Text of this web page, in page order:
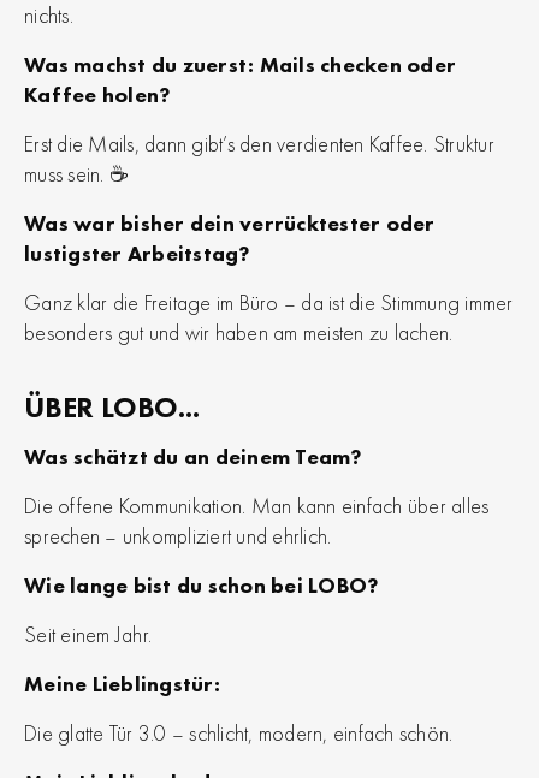
nichts.
Was machst du zuerst: Mails checken oder
Kaffee holen?
Erst die Mails, dann gibt’s den verdienten Kaffee. Struktur
muss sein. ☕
Was war bisher dein verrücktester oder
lustigster Arbeitstag?
Ganz klar die Freitage im Büro – da ist die Stimmung immer
besonders gut und wir haben am meisten zu lachen.
ÜBER LOBO...
Was schätzt du an deinem Team?
Die offene Kommunikation. Man kann einfach über alles
sprechen – unkompliziert und ehrlich.
Wie lange bist du schon bei LOBO?
Seit einem Jahr.
Meine Lieblingstür:
Die glatte Tür 3.0 – schlicht, modern, einfach schön.